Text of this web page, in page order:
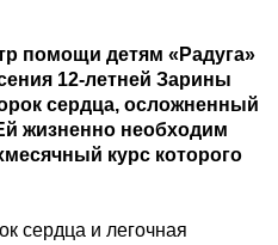
помощи детям «Радуга»
12-летней Зарины
сердца, осложненный
жизненно необходим
курс которого
сердца и легочная